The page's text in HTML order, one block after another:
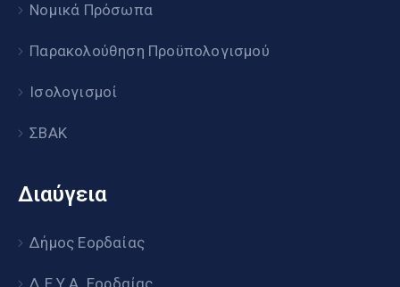
Νομικά Πρόσωπα
Παρακολούθηση Προϋπολογισμού
Ισολογισμοί
ΣΒΑΚ
Διαύγεια
Δήμος Εορδαίας